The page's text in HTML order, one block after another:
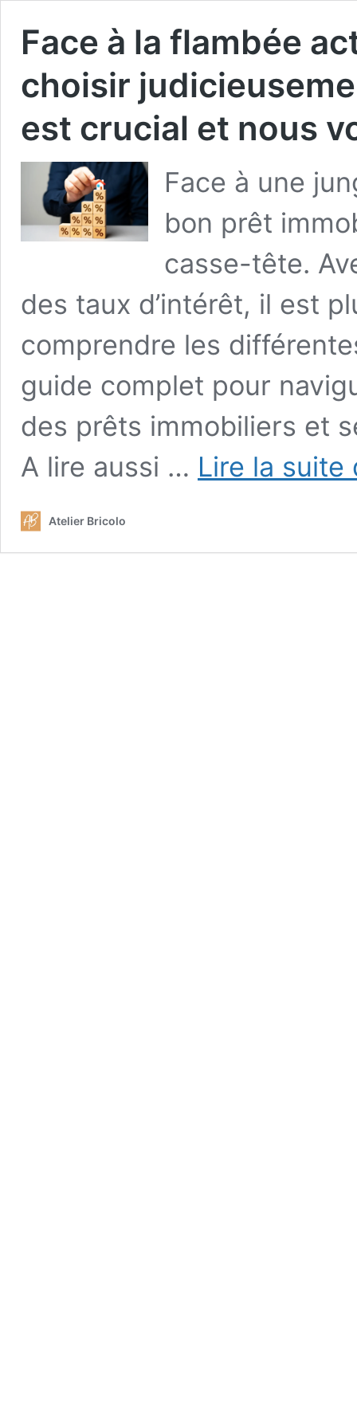
Face à la flambée
choisir
est crucial et nous
Face à une
bon prêt
casse-tête.
des taux d’intérêt, il est
comprendre les
guide complet pour
des prêts immobiliers et
A lire aussi … Lire la suite
Atelier Bricolo